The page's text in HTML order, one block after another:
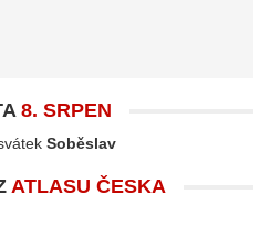
8. SRPEN
Soběslav
ATLASU ČESKA